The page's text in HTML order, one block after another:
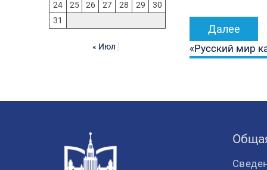
записям
Далее
«Русский мир
24
25 26 27 28 29
30
31
« Июл